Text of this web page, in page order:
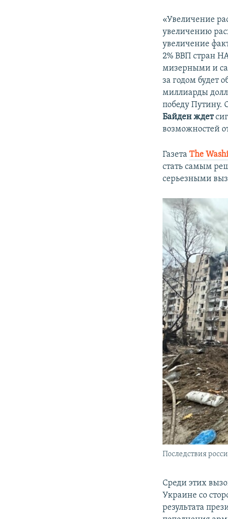
«Увеличение
увеличению
увеличение
2% ВВП стран
мизерными и
за годом будет
миллиарды
победу Путину.
Байден ждет
возможностей
ГазетаThe
стать самым
серьезными
Последствия
Среди этих
Украине со
результата